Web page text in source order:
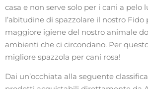
casa e non serve solo per i cani a pelo
l’abitudine di spazzolare il nostro
maggiore igiene del nostro animale
ambienti che ci circondano. Per
migliore spazzola per cani rosa!
Dai un’occhiata alla seguente